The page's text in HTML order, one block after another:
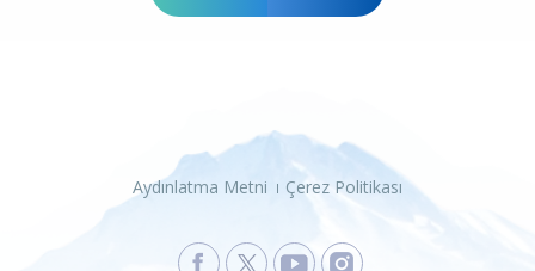
Aydınlatma Metni Çerez Politikası